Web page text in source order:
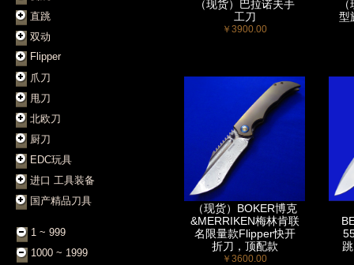
直跳
双动
Flipper
爪刀
甩刀
北欧刀
厨刀
EDC玩具
进口 工具装备
国产精品刀具
1 ~ 999
1000 ~ 1999
（现货）巴拉诺夫手
工刀
￥3900.00
型
（现货）BOKER博克
&MERRIKEN梅林肯联
名限量款Flipper快开
折刀，顶配款
￥3600.00